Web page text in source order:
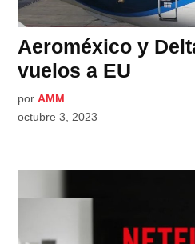
Aeroméxico y
vuelos a EU
por AMM
octubre 3, 2023